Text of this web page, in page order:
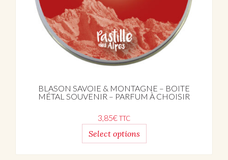
BLASON SAVOIE & MONTAGNE – BOITE
MÉTAL SOUVENIR – PARFUM À CHOISIR
3,85€TTC
Select options